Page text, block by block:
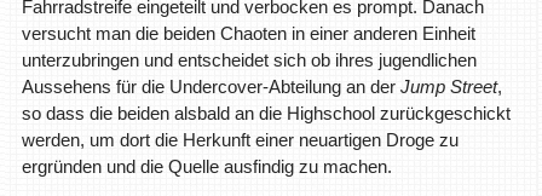
Fahrradstreife eingeteilt und verbocken es prompt. Danach
versucht man die beiden Chaoten in einer anderen Einheit
unterzubringen und entscheidet sich ob ihres jugendlichen
Aussehens für die Undercover-Abteilung an der Jump Street,
so dass die beiden alsbald an die Highschool zurückgeschickt
werden, um dort die Herkunft einer neuartigen Droge zu
ergründen und die Quelle ausfindig zu machen.